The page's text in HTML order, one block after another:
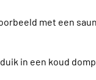
met een
in een koud